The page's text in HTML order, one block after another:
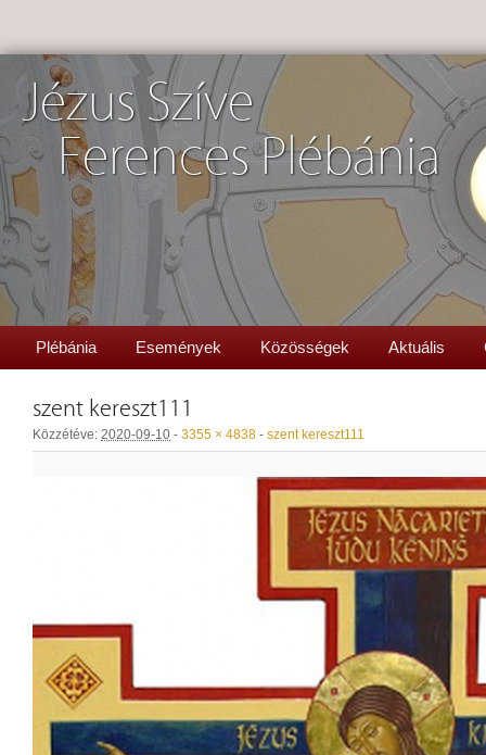
Jézus Szíve
Ferences Plébánia
Plébánia Események Közösségek Aktuális
szent kereszt111
Közzétéve: 2020-09-10 - 3355 × 4838 - szent kereszt111